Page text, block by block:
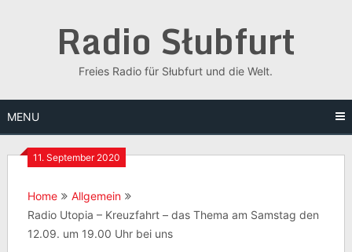
Radio Słubfurt
Freies Radio für Słubfurt und die Welt.
MENU
11. September 2020
Home
Allgemein
Radio Utopia – Kreuzfahrt – das Thema am Samstag den
12.09. um 19.00 Uhr bei uns